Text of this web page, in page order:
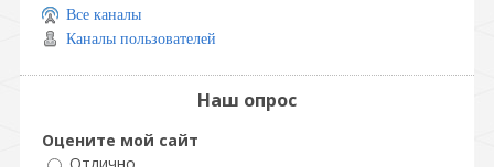
Все каналы
Каналы пользователей
Наш опрос
Оцените мой сайт